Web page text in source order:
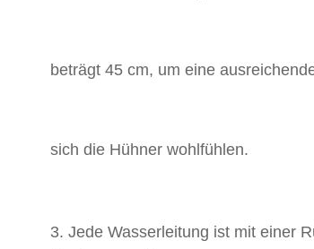
beträgt 45 cm, um eine
sich die Hühner wohlfühlen.
3. Jede Wasserleitung ist mit einer